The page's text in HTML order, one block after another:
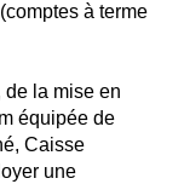
à terme
de la mise en
équipée de
Caisse
une